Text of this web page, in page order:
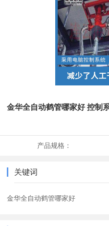
金华全自动鹤管哪家好 控制
产品规格：
关键词
金华全自动鹤管哪家好